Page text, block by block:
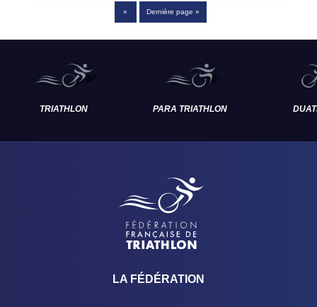
» Dernière page »
TRIATHLON PARA TRIATHLON
LA FÉDÉRATION